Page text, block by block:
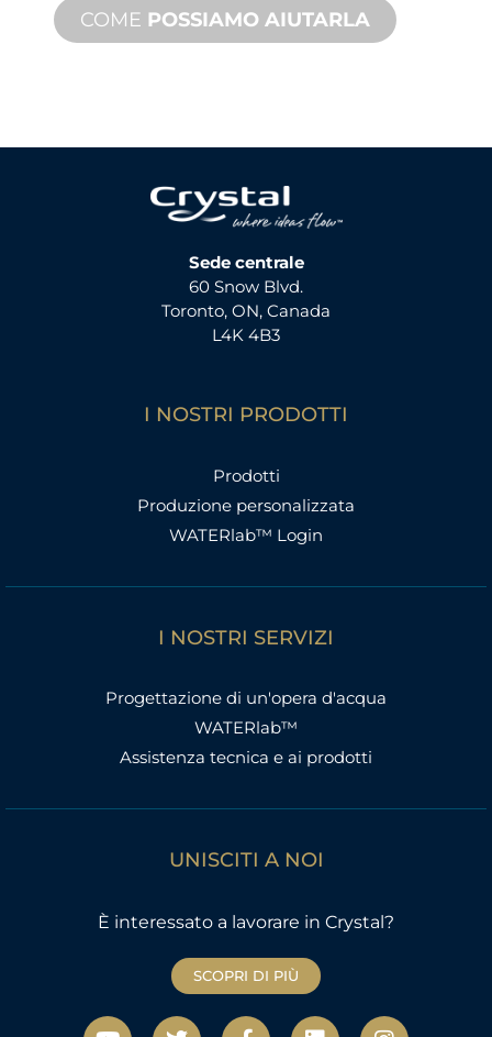
COME POSSIAMO AIUTARLA
Sede centrale
60 Snow Blvd.
Toronto, ON, Canada
L4K 4B3
I NOSTRI PRODOTTI
Prodotti
Produzione personalizzata
WATERlab™ Login
I NOSTRI SERVIZI
Progettazione di un'opera d'acqua
WATERlab™
Assistenza tecnica e ai prodotti
UNISCITI A NOI
È interessato a lavorare in Crystal?
SCOPRI DI PIÙ
Y
T
F
L
I